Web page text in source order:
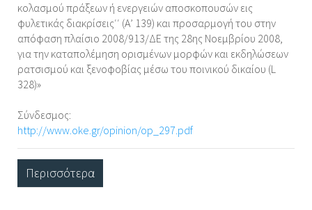
κολασμού πράξεων ή ενεργειών αποσκοπουσών εις
φυλετικάς διακρίσεις′′ (Α’ 139) και προσαρμογή του στην
απόφαση πλαίσιο 2008/913/ΔΕ της 28ης Νοεμβρίου 2008,
για την καταπολέμηση ορισμένων μορφών και εκδηλώσεων
ρατσισμού και ξενοφοβίας μέσω του ποινικού δικαίου (L
328)»
Σύνδεσμος:
http://www.oke.gr/opinion/op_297.pdf
Περισσότερα